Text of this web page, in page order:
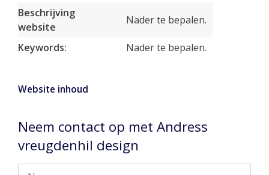
Beschrijving
website
Nader te bepalen.
Keywords: Nader te bepalen.
Website inhoud
Neem contact op met Andress
vreugdenhil design